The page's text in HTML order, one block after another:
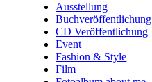
Ausstellung
Buchveröffentlichung
CD Veröffentlichung
Event
Fashion & Style
Film